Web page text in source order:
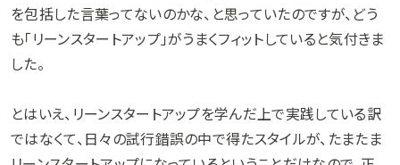
を包括した言葉ってないのかな、と思っていたのですが、どう
も「リーンスタートアップ」がうまくフィットしていると気付きま
した。
とはいえ、リーンスタートアップを学んだ上で実践している訳
ではなくて、日々の試行錯誤の中で得たスタイルが、たまたま